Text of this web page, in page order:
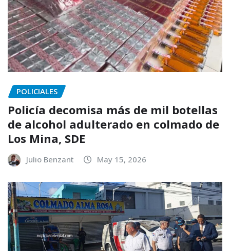
POLICIALES
Policía decomisa más de mil botellas
de alcohol adulterado en colmado de
Los Mina, SDE
Julio Benzant May 15, 2026